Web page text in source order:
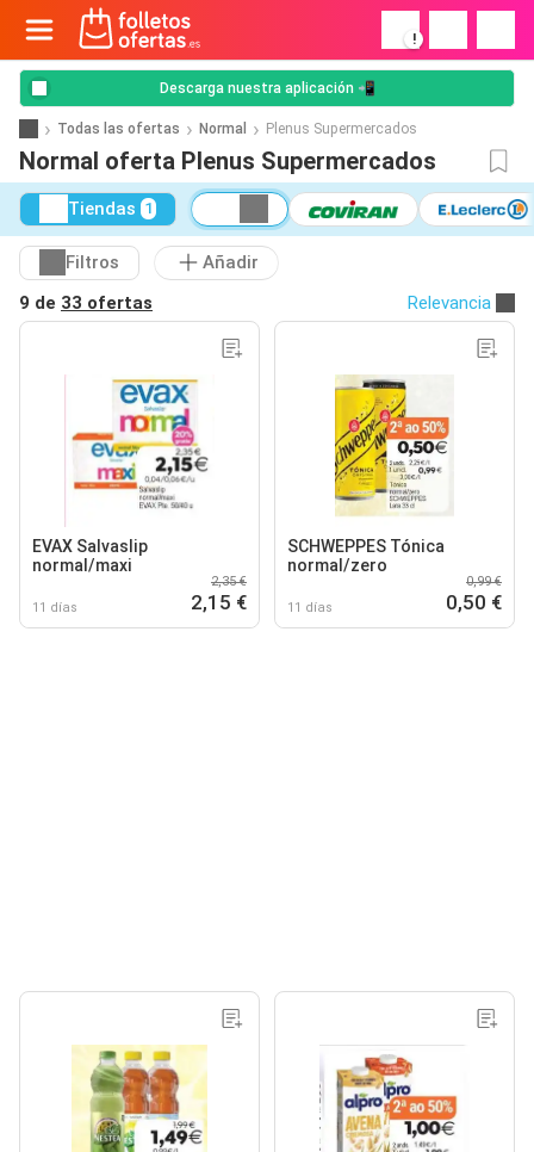
!
Descarga nuestra aplicación 📲
Todas las ofertas Normal Plenus Supermercados
Normal oferta Plenus Supermercados
Tiendas 1
Filtros
Añadir
9 de 33 ofertas Relevancia
EVAX Salvaslip
normal/maxi
11 días
2,35 €
2,15 €
SCHWEPPES Tónica
normal/zero
11 días
0,99 €
0,50 €